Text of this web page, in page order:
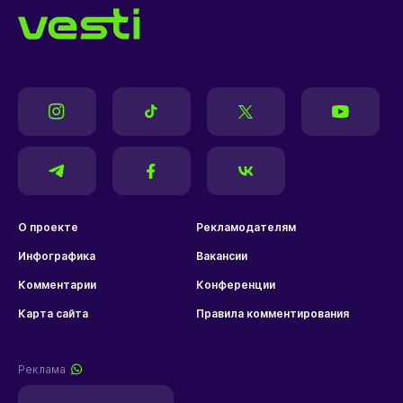
О проекте Рекламодателям
Инфографика Вакансии
Комментарии Конференции
Карта сайта Правила комментирования
Реклама